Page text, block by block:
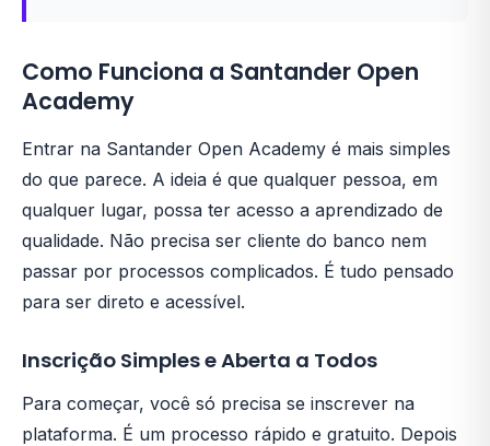
Como Funciona a Santander Open
Academy
Entrar na Santander Open Academy é mais simples
do que parece. A ideia é que qualquer pessoa, em
qualquer lugar, possa ter acesso a aprendizado de
qualidade. Não precisa ser cliente do banco nem
passar por processos complicados. É tudo pensado
para ser direto e acessível.
Inscrição Simples e Aberta a Todos
Para começar, você só precisa se inscrever na
plataforma. É um processo rápido e gratuito. Depois